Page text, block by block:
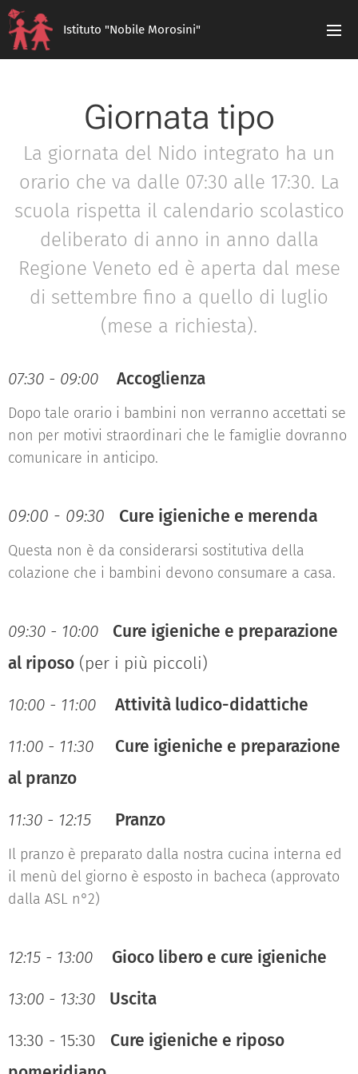
Istituto "Nobile Morosini"
Giornata tipo
La giornata del Nido integrato ha un
orario che va dalle 07:30 alle 17:30. La
scuola rispetta il calendario scolastico
deliberato di anno in anno dalla
Regione Veneto ed è aperta dal mese
di settembre fino a quello di luglio
(mese a richiesta).
07:30 - 09:00 Accoglienza
Dopo tale orario i bambini non verranno accettati se
non per motivi straordinari che le famiglie dovranno
comunicare in anticipo.
09:00 - 09:30 Cure igieniche e merenda
Questa non è da considerarsi sostitutiva della
colazione che i bambini devono consumare a casa.
09:30 - 10:00
Cure igieniche e preparazione
al riposo (per i più piccoli)
10:00 - 11:00
Attività ludico-didattiche
11:00 - 11:30
Cure igieniche e preparazione
al pranzo
11:30 - 12:15
Pranzo
Il pranzo è preparato dalla nostra cucina interna ed
il menù del giorno è esposto in bacheca (approvato
dalla ASL n°2)
12:15 - 13:00
Gioco libero e cure igieniche
13:00 - 13:30
Uscita
13:30 - 15:30 Cure igieniche e riposo